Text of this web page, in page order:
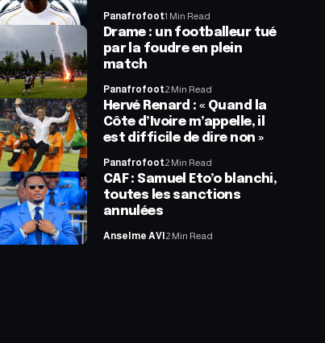
Panafrofoot1 Min Read
Drame : un footballeur tué
par la foudre en plein
match
Panafrofoot2 Min Read
Hervé Renard : « Quand la
Côte d’Ivoire m’appelle, il
est difficile de dire non »
Panafrofoot2 Min Read
CAF : Samuel Eto’o blanchi,
toutes les sanctions
annulées
Anselme AVI 2 Min Read